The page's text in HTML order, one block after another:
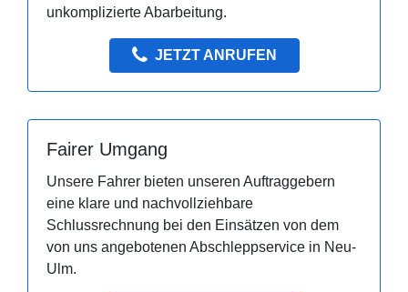
unkomplizierte Abarbeitung.
JETZT ANRUFEN
Fairer Umgang
Unsere Fahrer bieten unseren Auftraggebern
eine klare und nachvollziehbare
Schlussrechnung bei den Einsätzen von dem
von uns angebotenen Abschleppservice in Neu-
Ulm.